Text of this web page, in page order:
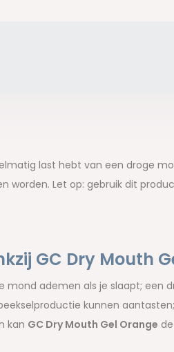
last hebt van een droge
Let op: gebruik dit
GC Dry Mouth
mond ademen als je slaapt; een
kunnen
kan GC Dry Mouth Gel Orange